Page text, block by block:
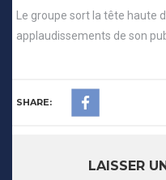
Le groupe sort la tête haute
applaudissements de son
SHARE:
LAISSER